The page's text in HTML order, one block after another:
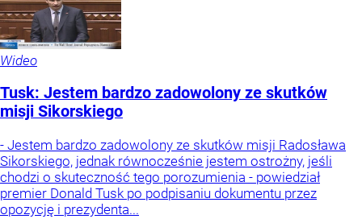
Wideo
Tusk: Jestem bardzo zadowolony ze skutków
misji Sikorskiego
- Jestem bardzo zadowolony ze skutków misji Radosława
Sikorskiego, jednak równocześnie jestem ostrożny, jeśli
chodzi o skuteczność tego porozumienia - powiedział
premier Donald Tusk po podpisaniu dokumentu przez
opozycję i prezydenta...